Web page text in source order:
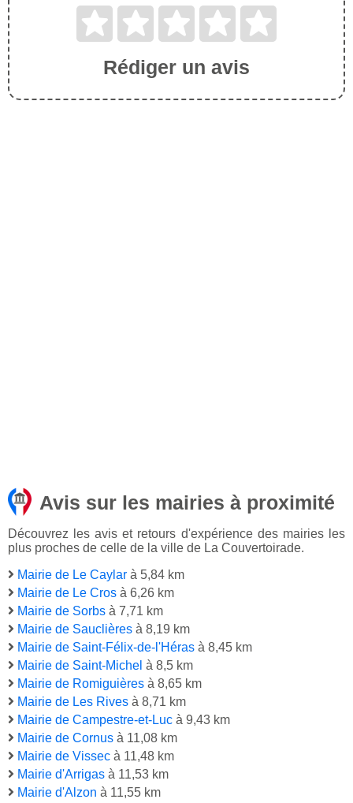
Rédiger un avis
Avis sur les mairies à proximité
Découvrez les avis et retours d'expérience des mairies les
plus proches de celle de la ville de La Couvertoirade.
Mairie de Le Caylar à 5,84 km
Mairie de Le Cros à 6,26 km
Mairie de Sorbs à 7,71 km
Mairie de Sauclières à 8,19 km
Mairie de Saint-Félix-de-l'Héras à 8,45 km
Mairie de Saint-Michel à 8,5 km
Mairie de Romiguières à 8,65 km
Mairie de Les Rives à 8,71 km
Mairie de Campestre-et-Luc à 9,43 km
Mairie de Cornus à 11,08 km
Mairie de Vissec à 11,48 km
Mairie d'Arrigas à 11,53 km
Mairie d'Alzon à 11,55 km